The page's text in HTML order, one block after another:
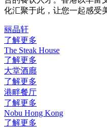
化汇聚于此，让您一起感受
丽晶轩
了解更多
The Steak House
了解更多
大堂酒廊
了解更多
港畔餐厅
了解更多
Nobu Hong Kong
了解更多